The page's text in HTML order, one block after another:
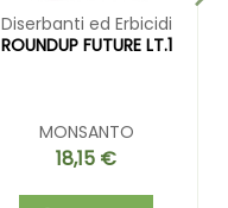
Diserbanti ed Erbicidi
ROUNDUP FUTURE LT.1
MONSANTO
18,15 €